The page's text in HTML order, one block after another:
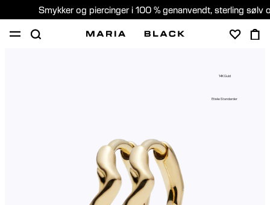
Smykker og piercinger i 100 % genanvendt, sterling sølv
14K Guld
Etiske Standarder